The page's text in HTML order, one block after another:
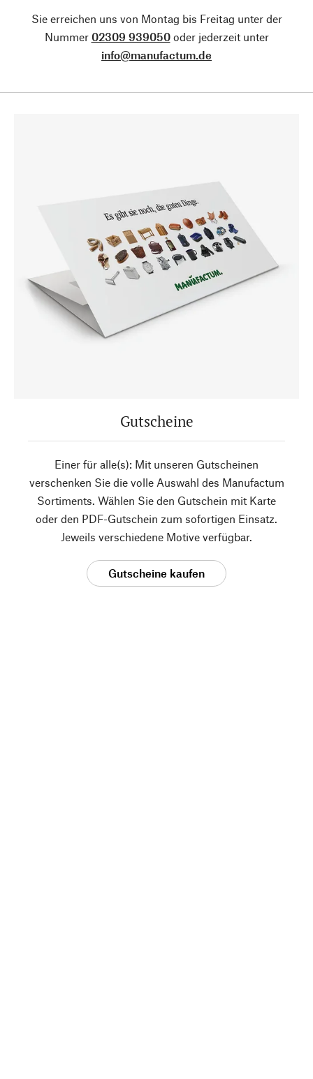
Sie erreichen uns von Montag bis Freitag unter der
Nummer 02309 939050oder jederzeit unter
info@manufactum.de
Gutscheine
Einer für alle(s): Mit unseren Gutscheinen
verschenken Sie die volle Auswahl des Manufactum
Sortiments. Wählen Sie den Gutschein mit Karte
oder den PDF-Gutschein zum sofortigen Einsatz.
Jeweils verschiedene Motive verfügbar.
Gutscheine kaufen